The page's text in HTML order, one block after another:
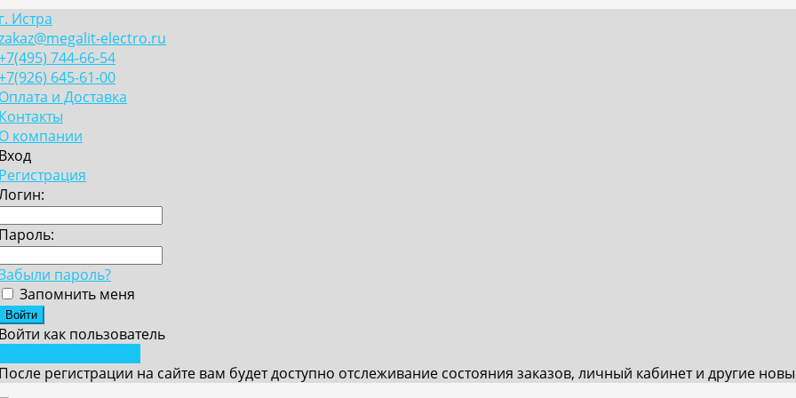
Истра
electro.ru
744-66-54
645-61-00
и Доставка
компании
пароль?
Запомнить меня
как пользователь
регистрации на сайте вам будет доступно отслеживание состояния заказов, личный кабинет и другие